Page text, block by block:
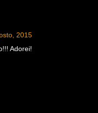
2015
Adorei!